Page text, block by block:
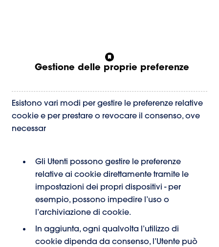
Gestione delle proprie preferenze
Esistono vari modi per gestire le preferenze relative
cookie e per prestare o revocare il consenso, ove
necessar
Gli Utenti possono gestire le preferenze
relative ai cookie direttamente tramite le
impostazioni dei propri dispositivi - per
esempio, possono impedire l’uso o
l’archiviazione di cookie.
In aggiunta, ogni qualvolta l’utilizzo di
cookie dipenda da consenso, l’Utente può